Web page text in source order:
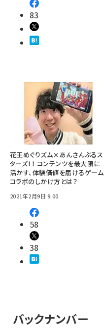
83
花王めぐりズム×あんさんぶるス
ターズ！！ コンテンツを最大限に
活かす、体験価値を届けるゲーム
コラボのしかけ方とは？
2021年2月9日 9:00
58
38
バックナンバー